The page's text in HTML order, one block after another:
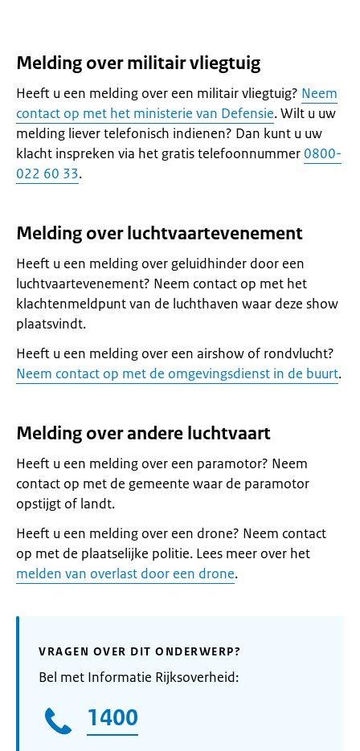
Melding over militair vliegtuig
Heeft u een melding over een militair vliegtuig? Neem
contact op met het ministerie van Defensie. Wilt u uw
melding liever telefonisch indienen? Dan kunt u uw
klacht inspreken via het gratis telefoonnummer 0800-
022 60 33.
Melding over luchtvaartevenement
Heeft u een melding over geluidhinder door een
luchtvaartevenement? Neem contact op met het
klachtenmeldpunt van de luchthaven waar deze show
plaatsvindt.
Heeft u een melding over een airshow of rondvlucht?
Neem contact op met de omgevingsdienst in de buurt.
Melding over andere luchtvaart
Heeft u een melding over een paramotor? Neem
contact op met de gemeente waar de paramotor
opstijgt of landt.
Heeft u een melding over een drone? Neem contact
op met de plaatselijke politie. Lees meer over het
melden van overlast door een drone.
VRAGEN OVER DIT ONDERWERP?
Bel met Informatie Rijksoverheid:
1400